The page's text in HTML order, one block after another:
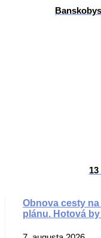
Obnova cesty
plánu. Hotová